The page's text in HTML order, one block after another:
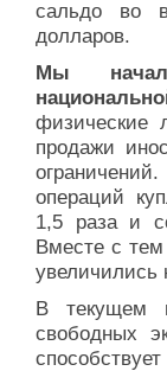
сальдо во
долларов.
Мы
физические
продажи
операций
1,5 раза и
Вместе с тем
увеличились
В текущем
свободных